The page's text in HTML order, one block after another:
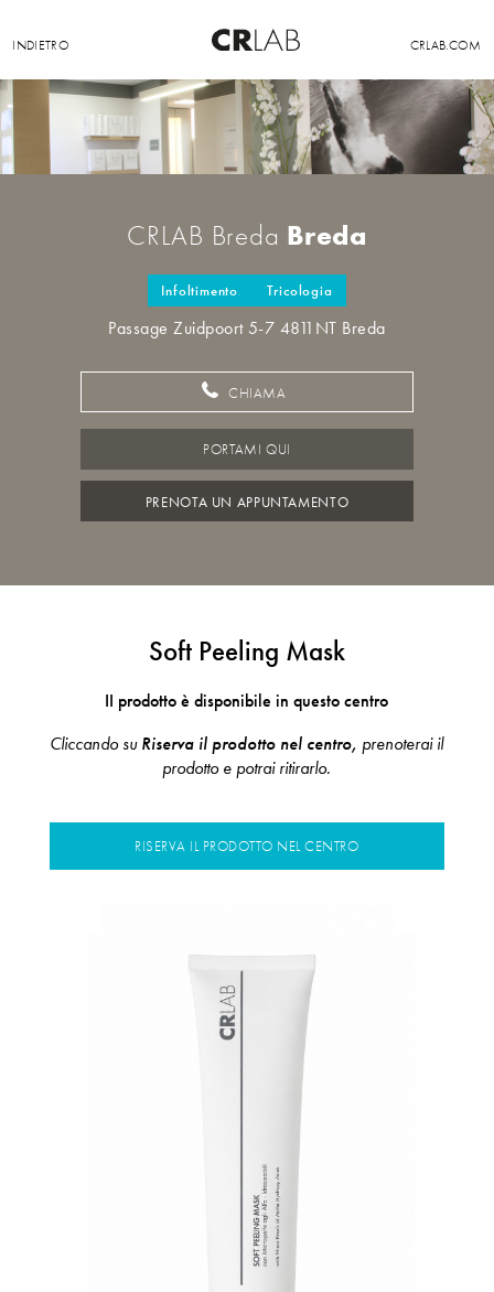
INDIETRO CRLAB.COM
CRLAB Breda Breda
Infoltimento Tricologia
Passage Zuidpoort 5-7 4811NT Breda
CHIAMA
PORTAMI QUI
PRENOTA UN APPUNTAMENTO
Soft Peeling Mask
II prodotto è disponibile in questo centro
Cliccando su Riserva il prodotto nel centro, prenoterai il
prodotto e potrai ritirarlo.
RISERVA IL PRODOTTO NEL CENTRO